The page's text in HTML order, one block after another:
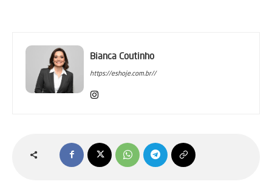
Bianca Coutinho
https://eshoje.com.br//